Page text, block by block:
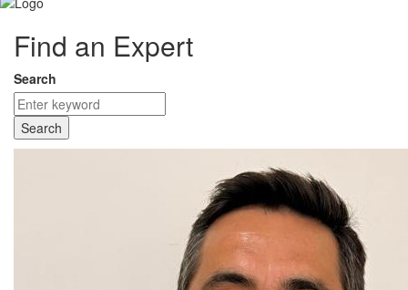
Find an Expert
Search
Search